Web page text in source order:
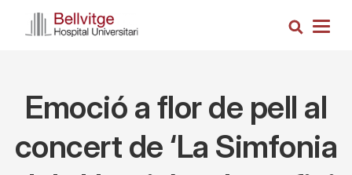
Search
Emoció a flor de pell al
concert de ‘La Simfonia